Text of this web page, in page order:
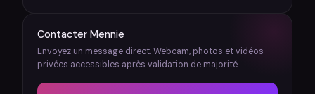
Contacter Mennie
Envoyez un message direct. Webcam, photos et vidéos
privées accessibles après validation de majorité.